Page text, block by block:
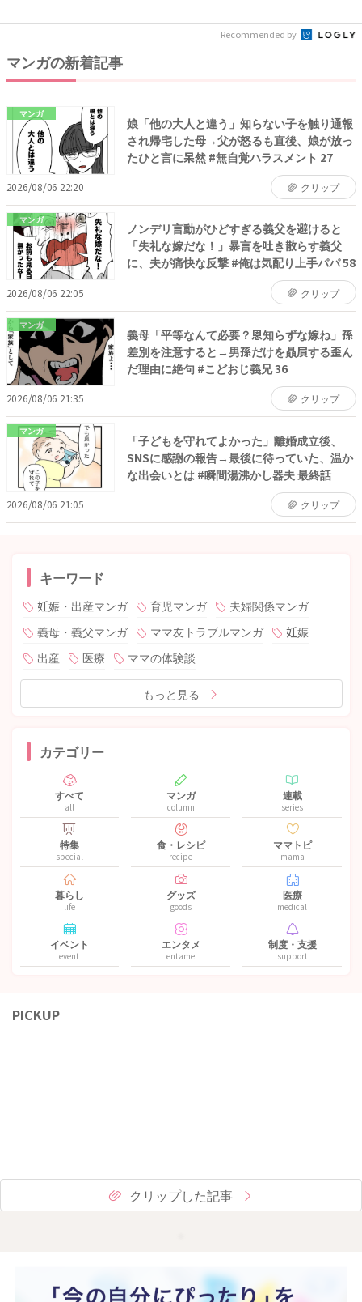
Recommended by
マンガの新着記事
マンガ
娘「他の大人と違う」知らない子を触り通報
され帰宅した母→父が怒るも直後、娘が放っ
たひと言に呆然 #無自覚ハラスメント 27
2026/08/06 22:20 クリップ
マンガ
ノンデリ言動がひどすぎる義父を避けると
「失礼な嫁だな！」暴言を吐き散らす義父
に、夫が痛快な反撃 #俺は気配り上手パパ 58
2026/08/06 22:05 クリップ
マンガ
義母「平等なんて必要？恩知らずな嫁ね」孫
差別を注意すると→男孫だけを贔屓する歪ん
だ理由に絶句 #こどおじ義兄 36
2026/08/06 21:35 クリップ
マンガ
「子どもを守れてよかった」離婚成立後、
SNSに感謝の報告→最後に待っていた、温か
な出会いとは #瞬間湯沸かし器夫 最終話
2026/08/06 21:05 クリップ
キーワード
妊娠・出産マンガ 育児マンガ
夫婦関係マンガ
義母・義父マンガ
ママ友トラブルマンガ
妊娠
出産
医療 ママの体験談
もっと見る
カテゴリー
すべて
all
マンガ
column
連載
series
特集
special
食・レシピ
recipe
ママトピ
mama
暮らし
life
グッズ
goods
医療
medical
イベント
event
エンタメ
entame
制度・支援
support
PICKUP
クリップした記事